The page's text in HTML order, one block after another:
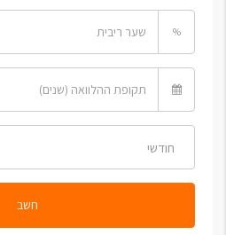
%
חודשי
חשב